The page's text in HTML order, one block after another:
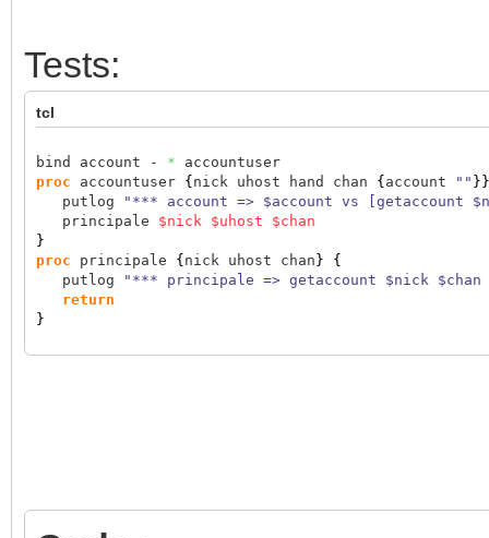
Tests:
tcl
bind account - *
proc accountuser { nick uhost hand chan { account "" } }
   putlog
"*** account => $account vs [getaccount
   principale
$nick $uhost
$chan
}
proc principale { nick uhost chan }
{
   putlog
"*** principale => getaccount $nick
return
}